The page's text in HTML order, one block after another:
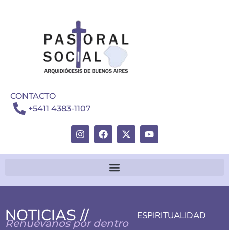
CONTACTO
+5411 4383-1107
NOTICIAS // ESPIRITUALIDAD
Renuévanos por dentro